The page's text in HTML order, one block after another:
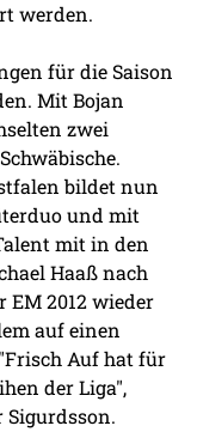
werden.
für die Saison
Mit Bojan
zwei
bildet nun
und mit
mit in den
Haaß nach
EM 2012 wieder
auf einen
Auf hat für
der Liga",
Sigurdsson.